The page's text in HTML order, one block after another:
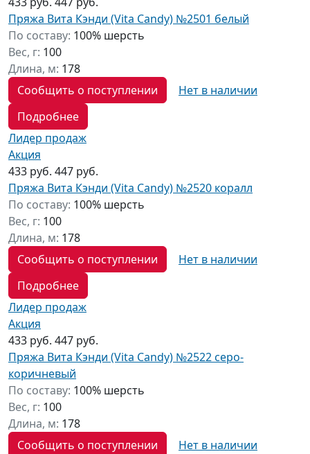
Пряжа Вита Кэнди (Vita Candy) №2501 белый
По составу: 100% шерсть
Вес, г: 100
Длина, м: 178
Сообщить о поступлении
Нет в наличии
Подробнее
Лидер продаж
Акция
433 руб. 447 руб.
Пряжа Вита Кэнди (Vita Candy) №2520 коралл
По составу: 100% шерсть
Вес, г: 100
Длина, м: 178
Сообщить о поступлении
Нет в наличии
Подробнее
Лидер продаж
Акция
433 руб. 447 руб.
Пряжа Вита Кэнди (Vita Candy) №2522 серо-
коричневый
По составу: 100% шерсть
Вес, г: 100
Длина, м: 178
Сообщить о поступлении
Нет в наличии